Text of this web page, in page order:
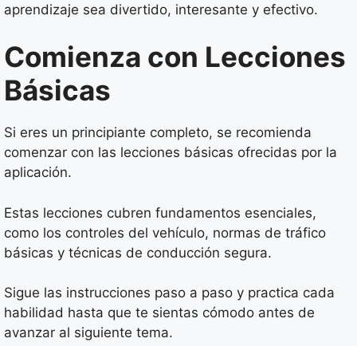
aprendizaje sea divertido, interesante y efectivo.
Comienza con Lecciones
Básicas
Si eres un principiante completo, se recomienda
comenzar con las lecciones básicas ofrecidas por la
aplicación.
Estas lecciones cubren fundamentos esenciales,
como los controles del vehículo, normas de tráfico
básicas y técnicas de conducción segura.
Sigue las instrucciones paso a paso y practica cada
habilidad hasta que te sientas cómodo antes de
avanzar al siguiente tema.